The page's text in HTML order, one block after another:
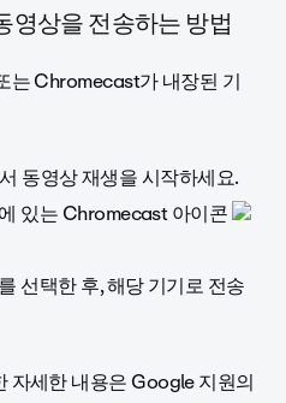
상을 전송하는 방법
Chromecast가 내장된 기
동영상 재생을 시작하세요.
있는 Chromecast 아이콘
선택한 후, 해당 기기로 전송
세한 내용은 Google 지원의